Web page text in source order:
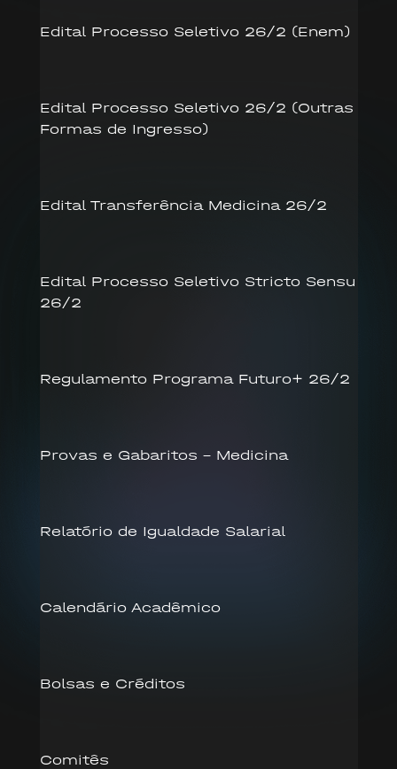
Edital Processo Seletivo 26/2 (Enem)
Edital Processo Seletivo 26/2 (Outras
Formas de Ingresso)
Edital Transferência Medicina 26/2
Edital Processo Seletivo Stricto Sensu
26/2
Regulamento Programa Futuro+ 26/2
Provas e Gabaritos – Medicina
Relatório de Igualdade Salarial
Calendário Acadêmico
Bolsas e Créditos
Comitês